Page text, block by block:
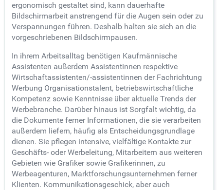
ergonomisch gestaltet sind, kann dauerhafte
Bildschirmarbeit anstrengend für die Augen sein oder zu
Verspannungen führen. Deshalb halten sie sich an die
vorgeschriebenen Bildschirmpausen.
In ihrem Arbeitsalltag benötigen Kaufmännische
Assistenten außerdem Assistentinnen respektive
Wirtschaftassistenten/-assistentinnen der Fachrichtung
Werbung Organisationstalent, betriebswirtschaftliche
Kompetenz sowie Kenntnisse über aktuelle Trends der
Werbebranche. Darüber hinaus ist Sorgfalt wichtig, da
die Dokumente ferner Informationen, die sie verarbeiten
außerdem liefern, häufig als Entscheidungsgrundlage
dienen. Sie pflegen intensive, vielfältige Kontakte zur
Geschäfts- oder Werbeleitung, Mitarbeitern aus weiteren
Gebieten wie Grafiker sowie Grafikerinnen, zu
Werbeagenturen, Marktforschungsunternehmen ferner
Klienten. Kommunikationsgeschick, aber auch